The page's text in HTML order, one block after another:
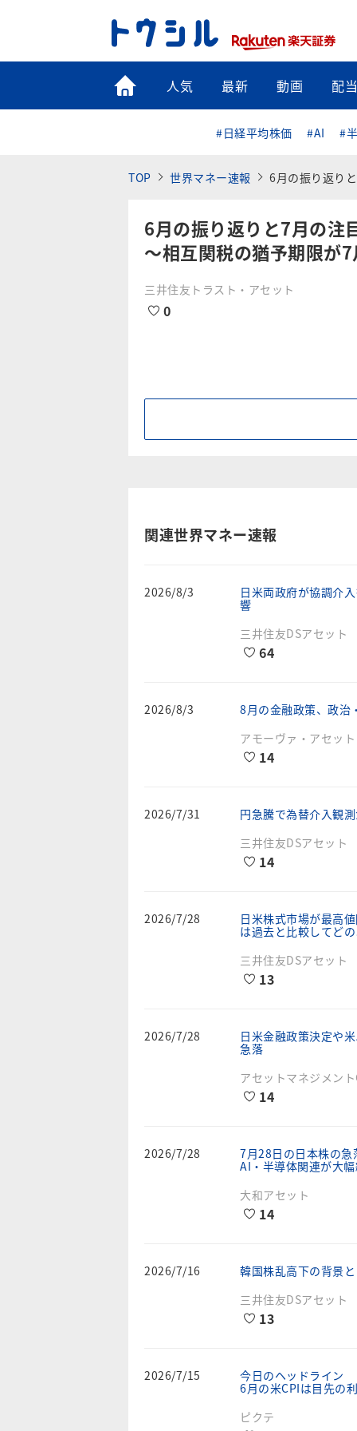
トップ
人気 最新 動画 配当
#日経平均株価 #AI #
TOP 世界マネー速報 6月の振り返り
6月の振り返りと7月の注
～相互関税の猶予期限が
三井住友トラスト・アセット
0
関連世界マネー速報
2026/8/3
日米両政府が協調介
響
三井住友DSアセット
64
2026/8/3
8月の金融政策、政治
アモーヴァ・アセット
14
2026/7/31
円急騰で為替介入観
三井住友DSアセット
14
2026/7/28
⽇⽶株式市場が最⾼
は過去と⽐較してど
三井住友DSアセット
13
2026/7/28
日米金融政策決定や
急落
アセットマネジメン
14
2026/7/28
7月28日の日本株の急
AI・半導体関連が大
大和アセット
14
2026/7/16
韓国株乱高下の背景
三井住友DSアセット
13
2026/7/15
今日のヘッドライン
6月の米CPIは目先の
ピクテ